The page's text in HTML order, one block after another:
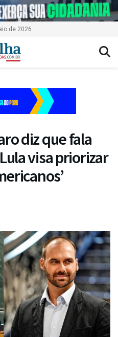
de 2026
diz que fala
visa priorizar